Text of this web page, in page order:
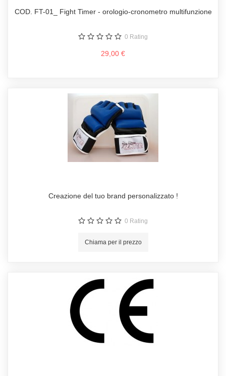
COD. FT-01_ Fight Timer - orologio-cronometro multifunzione
0 Rating
29,00 €
Creazione del tuo brand personalizzato !
0 Rating
Chiama per il prezzo